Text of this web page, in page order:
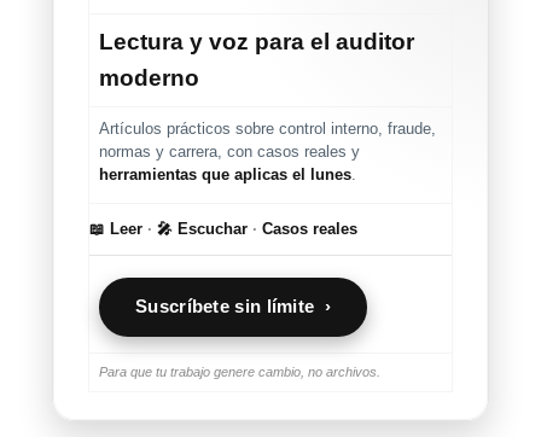
Lectura y voz para el auditor
moderno
Artículos prácticos sobre control interno, fraude,
normas y carrera, con casos reales y
herramientas que aplicas el lunes.
📖 Leer · 🎤 Escuchar · Casos reales
Suscríbete sin límite ›
Para que tu trabajo genere cambio, no archivos.